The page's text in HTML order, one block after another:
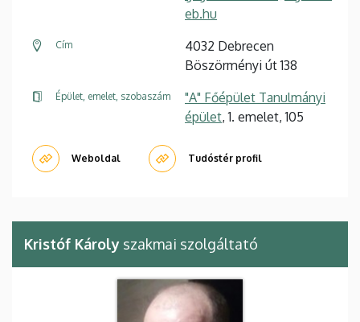
eb.hu
Cím
4032 Debrecen
Böszörményi út 138
Épület, emelet, szobaszám
"A" Főépület Tanulmányi
épület, 1. emelet, 105
Weboldal Tudóstér profil
Kristóf Károly szakmai szolgáltató